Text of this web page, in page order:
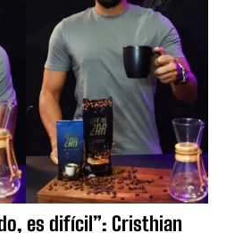
es difícil”: Cristhian